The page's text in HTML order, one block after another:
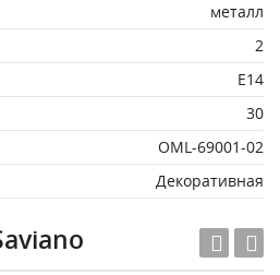
металл
2
E14
30
OML-69001-02
Декоративная